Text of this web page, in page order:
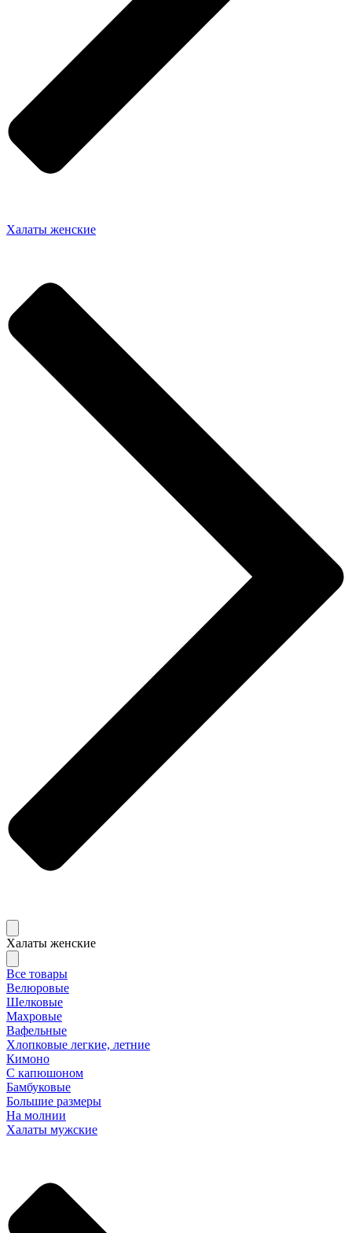
Халаты женские
Халаты женские
Все товары
Велюровые
Шелковые
Махровые
Вафельные
Хлопковые легкие, летние
Кимоно
С капюшоном
Бамбуковые
Большие размеры
На молнии
Халаты мужские